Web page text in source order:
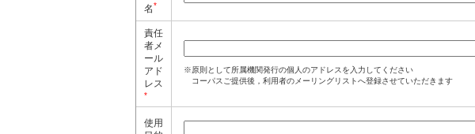
名*
責任
者メ
ール
アド
レス
*
※原則として所属機関発行の個人のアドレスを入力してください
コーパスご提供後，利用者のメーリングリストへ登録させていただきます
使用